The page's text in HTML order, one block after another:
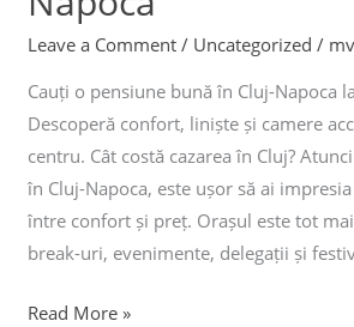
Leave a Comment / Uncategorized /
Cauți o pensiune bună în Cluj-Napoca
Descoperă confort, liniște și camere
centru. Cât costă cazarea în Cluj?
în Cluj-Napoca, este ușor să ai
între confort și preț. Orașul este tot
break-uri, evenimente, delegații și
Read More »